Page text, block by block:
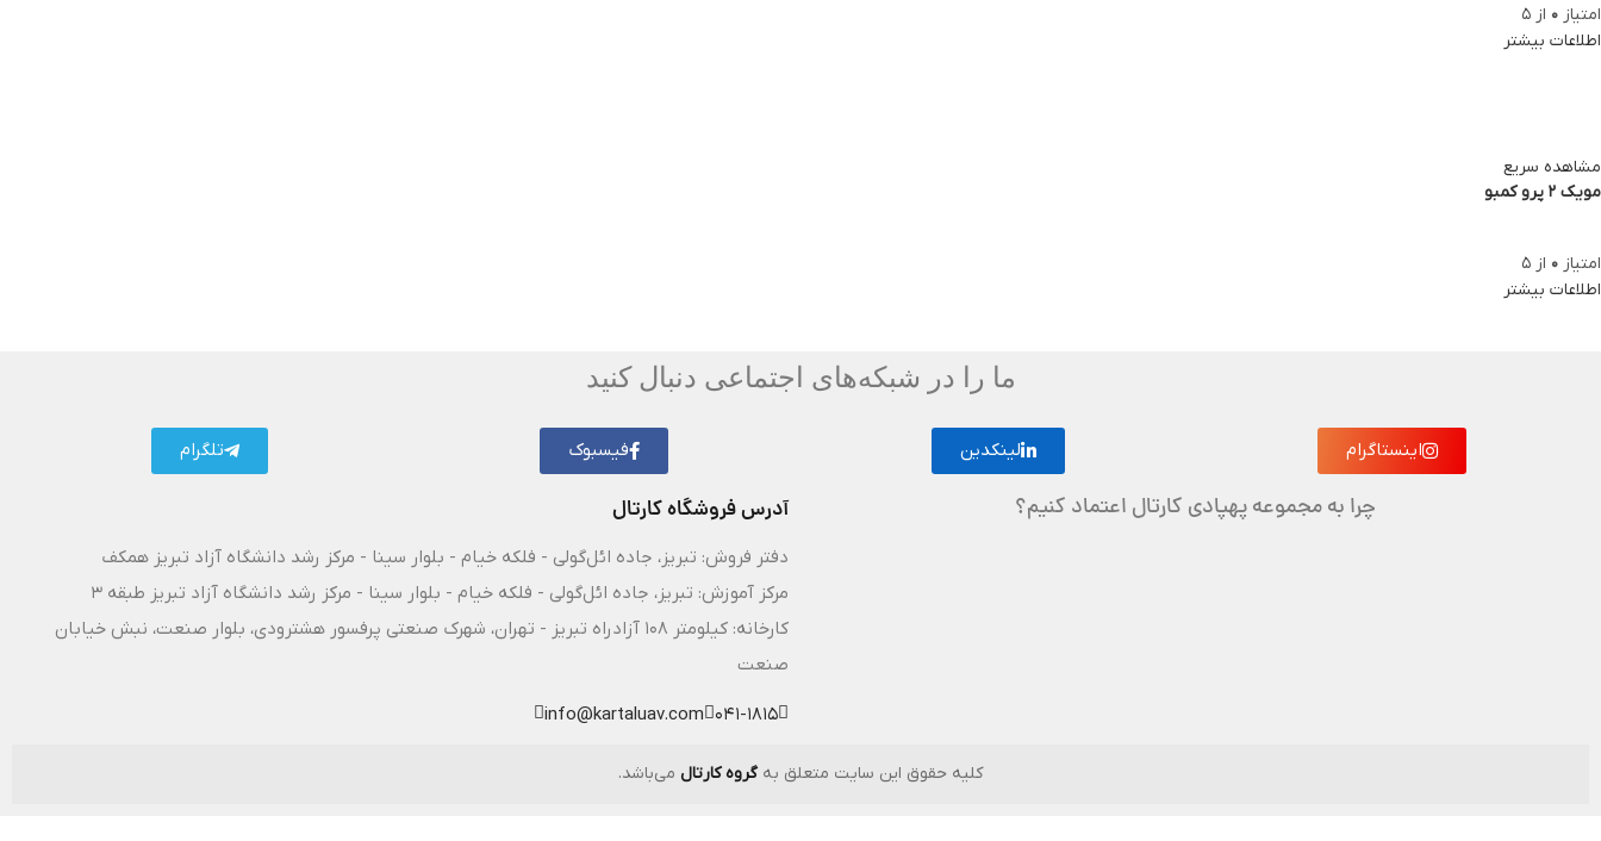
امتیاز 0 از 5
اطلاعات بیشتر
مشاهده سریع
مویک 2 پرو کمبو
امتیاز 0 از 5
اطلاعات بیشتر
ما را در شبکه‌های اجتماعی دنبال کنید
اینستاگرام لینکدین فیسبوک تلگرام
چرا به مجموعه پهپادی کارتال اعتماد کنیم؟ آدرس فروشگاه کارتال
دفتر فروش: تبریز، جاده ائل‌گولی - فلکه خیام - بلوار سینا - مرکز رشد دانشگاه آزاد تبریز همکف
مرکز آموزش: تبریز، جاده ائل‌گولی - فلکه خیام - بلوار سینا - مرکز رشد دانشگاه آزاد تبریز طبقه 3
کارخانه: کیلومتر ۱۰۸ آزادراه تبریز - تهران، شهرک صنعتی پرفسور هشترودی، بلوار صنعت، نبش خیابان
صنعت
041-1815
info@kartaluav.com
کلیه حقوق این سایت متعلق بهگروه کارتال می‌باشد.